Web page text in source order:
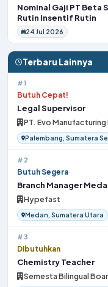
Nominal Gaji PT Beta
Rutin Insentif Rutin
24 Jul 2026
Terbaru Lainnya
#1
Butuh Cepat!
Legal Supervisor
PT. Evo
Palembang, Sumatera
#2
Butuh Segera
Branch Manager
Hypefast
Medan, Sumatera Utara
#3
Dibutuhkan
Chemistry Teacher
Semesta Bilingual